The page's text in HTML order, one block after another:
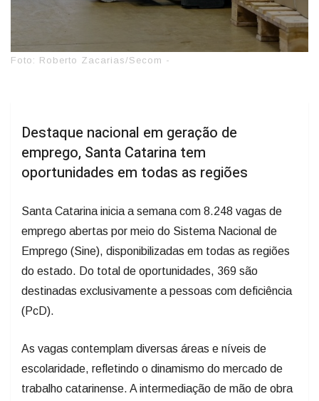
Foto: Roberto Zacarias/Secom -
Destaque nacional em geração de
emprego, Santa Catarina tem
oportunidades em todas as regiões
Santa Catarina inicia a semana com 8.248 vagas de
emprego abertas por meio do Sistema Nacional de
Emprego (Sine), disponibilizadas em todas as regiões
do estado. Do total de oportunidades, 369 são
destinadas exclusivamente a pessoas com deficiência
(PcD).
As vagas contemplam diversas áreas e níveis de
escolaridade, refletindo o dinamismo do mercado de
trabalho catarinense. A intermediação de mão de obra